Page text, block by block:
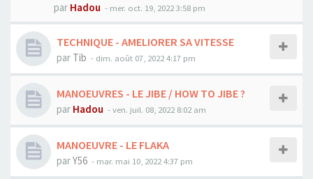
par Hadou - mer. oct. 19, 2022 3:58 pm
TECHNIQUE - AMELIORER SA VITESSE
par Tib - dim. août 07, 2022 4:17 pm
MANOEUVRES - LE JIBE / HOW TO JIBE ?
par Hadou -ven. juil. 08, 2022 8:02 am
MANOEUVRE - LE FLAKA
parY56 - mar. mai 10, 2022 4:37 pm